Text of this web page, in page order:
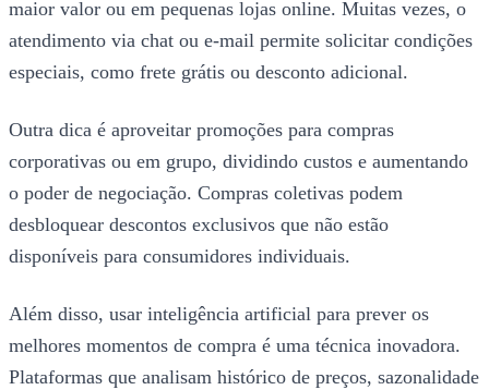
maior valor ou em pequenas lojas online. Muitas vezes, o
atendimento via chat ou e-mail permite solicitar condições
especiais, como frete grátis ou desconto adicional.
Outra dica é aproveitar promoções para compras
corporativas ou em grupo, dividindo custos e aumentando
o poder de negociação. Compras coletivas podem
desbloquear descontos exclusivos que não estão
disponíveis para consumidores individuais.
Além disso, usar inteligência artificial para prever os
melhores momentos de compra é uma técnica inovadora.
Plataformas que analisam histórico de preços, sazonalidade